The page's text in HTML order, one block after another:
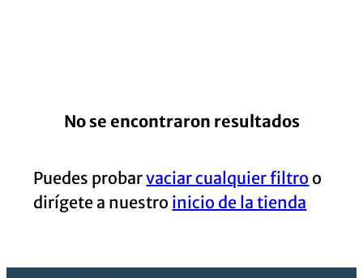
No se encontraron resultados
Puedes probarvaciar cualquier filtro o
dirígete a nuestro inicio de la tienda